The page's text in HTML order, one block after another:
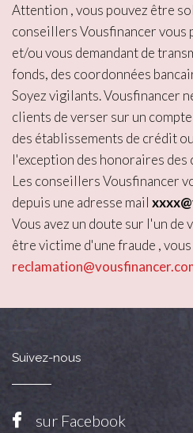
Attention , vous pouvez être
conseillers Vousfinancer vous
et/ou vous demandant de
fonds, des coordonnées
Soyez vigilants. Vousfinancer
clients de verser sur un
des établissements de crédit
l'exception des honoraires
Les conseillers Vousfinancer
depuis une adresse mail
Vous avez un doute sur l'un de
être victime d'une fraude ,
Suivez-nous
sur Facebook